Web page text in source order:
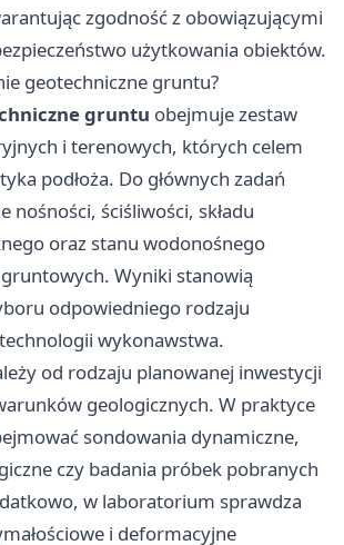
zgodność z obowiązującymi
użytkowania obiektów.
geotechniczne gruntu?
gruntu obejmuje zestaw
i terenowych, których celem
podłoża. Do głównych zadań
nośności, ściśliwości, składu
oraz stanu wodonośnego
Wyniki stanowią
odpowiedniego rodzaju
wykonawstwa.
od rodzaju planowanej inwestycji
geologicznych. W praktyce
sondowania dynamiczne,
czy badania próbek pobranych
w laboratorium sprawdza
i deformacyjne